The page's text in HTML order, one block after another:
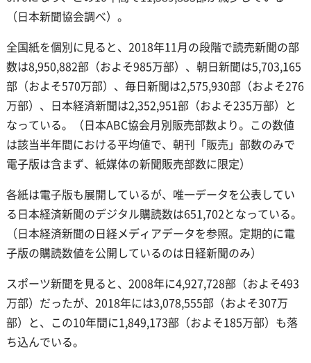
（日本新聞協会調べ）。
全国紙を個別に見ると、2018年11月の段階で読売新聞の部
数は8,950,882部（およそ985万部）、朝日新聞は5,703,165
部（およそ570万部）、毎日新聞は2,575,930部（およそ276
万部）、日本経済新聞は2,352,951部（およそ235万部）と
なっている。（日本ABC協会月別販売部数より。この数値
は該当半年間における平均値で、朝刊「販売」部数のみで
電子版は含まず、紙媒体の新聞販売部数に限定）
各紙は電子版も展開しているが、唯一データを公表してい
る日本経済新聞のデジタル購読数は651,702となっている。
（日本経済新聞の日経メディアデータを参照。定期的に電
子版の購読数値を公開しているのは日経新聞のみ）
スポーツ新聞を見ると、2008年に4,927,728部（およそ493
万部）だったが、2018年には3,078,555部（およそ307万
部）と、この10年間に1,849,173部（およそ185万部）も落
ち込んでいる。